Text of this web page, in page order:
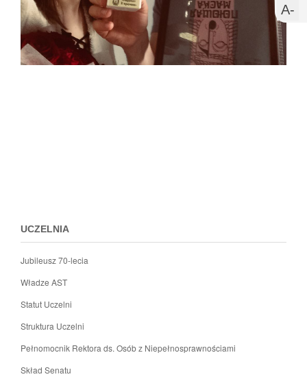
A-
UCZELNIA
Jubileusz 70-lecia
Władze AST
Statut Uczelni
Struktura Uczelni
Pełnomocnik Rektora ds. Osób z Niepełnosprawnościami
Skład Senatu